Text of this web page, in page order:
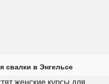
в Энгельсе